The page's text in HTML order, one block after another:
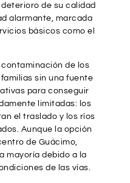
de su calidad
alarmante, marcada
básicos como el
de los
sin una fuente
para conseguir
limitadas: los
el traslado y los ríos
Aunque la opción
de Guácimo,
mayoría debido a la
de las vías.